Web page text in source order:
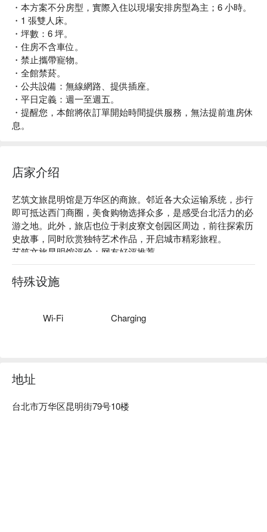
・本方案不分房型，實際入住以現場安排房型為主；6 小時。
・1 張雙人床。
・坪數：6 坪。
・住房不含車位。
・禁止攜帶寵物。
・全館禁菸。
・公共設備：無線網路、提供插座。
・平日定義：週一至週五。
・提醒您，本館將依訂單開始時間提供服務，無法提前進房休
息。
店家介绍
艺筑文旅昆明馆是万华区的商旅。邻近各大众运输系统，步行
即可抵达西门商圈，美食购物选择众多，是感受台北活力的必
游之地。此外，旅店也位于剥皮寮文创园区周边，前往探索历
史故事，同时欣赏独特艺术作品，开启城市精彩旅程。
艺筑文旅昆明馆评价：网友好评推荐
艺筑文旅昆明馆推荐：房型设计简约沉稳，配备齐全，致力提
供舒适空间，旅人们能在繁忙的都市生活中慢下脚步，尽情放
松身心。不论是休闲度假，还是参与商务活动，皆能满足您的
艺筑文旅昆明馆优惠、艺筑文旅昆明馆住宿方案、艺筑文旅昆
特殊设施
Wi-Fi Charging
地址
台北市万华区昆明街79号10楼